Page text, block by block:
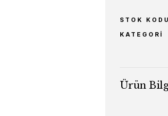
STOK KODU
KATEGORI
Ürün